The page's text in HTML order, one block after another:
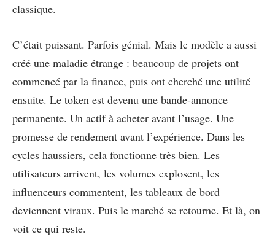
classique.
C’était puissant. Parfois génial. Mais le modèle a aussi
créé une maladie étrange : beaucoup de projets ont
commencé par la finance, puis ont cherché une utilité
ensuite. Le token est devenu une bande-annonce
permanente. Un actif à acheter avant l’usage. Une
promesse de rendement avant l’expérience. Dans les
cycles haussiers, cela fonctionne très bien. Les
utilisateurs arrivent, les volumes explosent, les
influenceurs commentent, les tableaux de bord
deviennent viraux. Puis le marché se retourne. Et là, on
voit ce qui reste.